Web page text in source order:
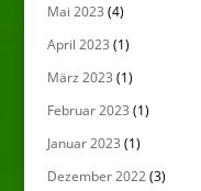
Mai 2023 (4)
April 2023 (1)
März 2023 (1)
Februar 2023 (1)
Januar 2023 (1)
Dezember 2022(3)